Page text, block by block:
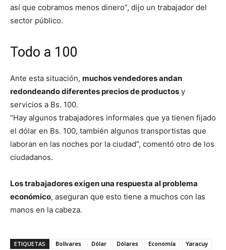
así que cobramos menos dinero”, dijo un trabajador del
sector público.
Todo a 100
Ante esta situación, muchos vendedores andan
redondeando diferentes precios de productos y
servicios a Bs. 100.
“Hay algunos trabajadores informales que ya tienen fijado
el dólar en Bs. 100, también algunos transportistas que
laboran en las noches por la ciudad”, comentó otro de los
ciudadanos.
Los trabajadores exigen una respuesta al problema
económico, aseguran que esto tiene a muchos con las
manos en la cabeza.
ETIQUETAS Bolívares Dólar Dólares Economía Yaracuy